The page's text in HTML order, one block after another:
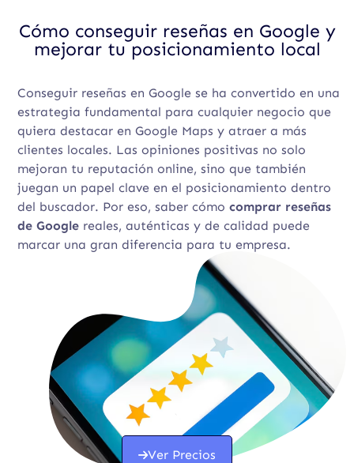
Cómo conseguir reseñas en Google y
mejorar tu posicionamiento local
Conseguir reseñas en Google se ha convertido en una
estrategia fundamental para cualquier negocio que
quiera destacar en Google Maps y atraer a más
clientes locales. Las opiniones positivas no solo
mejoran tu reputación online, sino que también
juegan un papel clave en el posicionamiento dentro
del buscador. Por eso, saber cómo comprar reseñas
de Google reales, auténticas y de calidad puede
marcar una gran diferencia para tu empresa.
Ver Precios